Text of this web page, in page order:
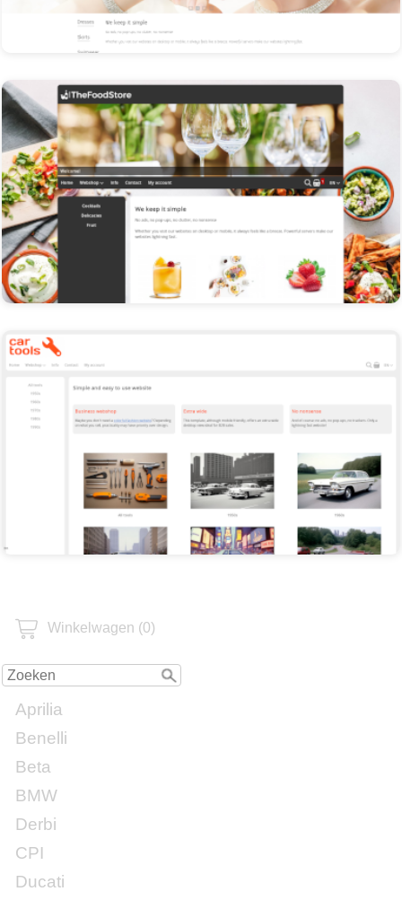
Winkelwagen (0)
Aprilia
Benelli
Beta
BMW
Derbi
CPI
Ducati